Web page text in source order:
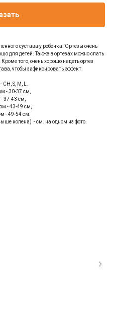
сустава у ребенка. Ортезы очень
для детей. Также в ортезах можно спать
того, очень хорошо надеть ортез
чтобы зафиксировать эффект.
S, M, L.
- 30-37 см,
- 37-43 см,
- 43-49 см,
- 49-54 см.
колена) - см. на одном из фото.